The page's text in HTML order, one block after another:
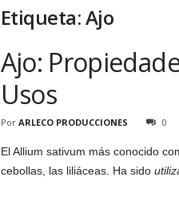
Etiqueta: Ajo
Ajo:
Usos
Por ARLECO PRODUCCIONES 0
El Allium sativum más conocido
cebollas, las liliáceas. Ha sido